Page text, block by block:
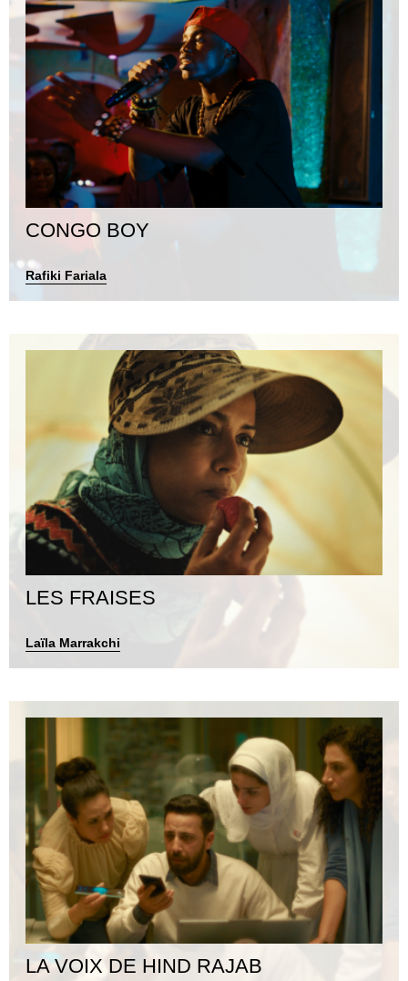
CONGO BOY
Rafiki Fariala
LES FRAISES
Laïla Marrakchi
LA VOIX DE HIND RAJAB